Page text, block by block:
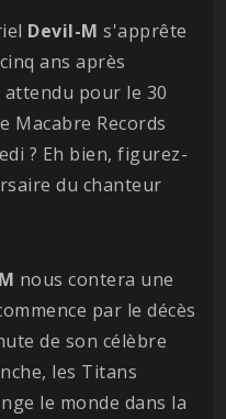
Devil-M s'apprête
ans après
pour le 30
Macabre Records
? Eh bien, figurez-
du chanteur
nous contera une
par le décès
de son célèbre
les Titans
le monde dans la